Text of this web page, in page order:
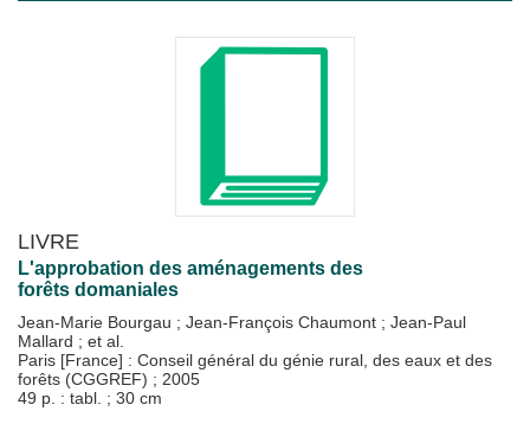
LIVRE
L'approbation des aménagements des
forêts domaniales
Jean-Marie Bourgau ; Jean-François Chaumont ; Jean-Paul
Mallard ; et al.
Paris [France] : Conseil général du génie rural, des eaux et des
forêts (CGGREF) ; 2005
49 p. : tabl. ; 30 cm